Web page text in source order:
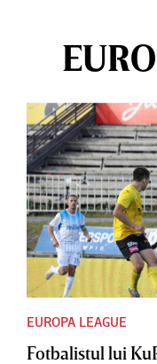
EUROPA LEAGUE
Fotbalistul lui